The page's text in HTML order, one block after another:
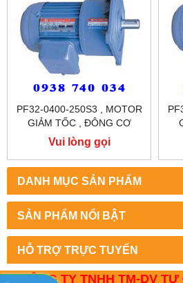
DANH MỤC SẢN PHẨM
SẢN PHẨM NỔI BẬT
HỖ TRỢ TRỰC TUYẾN
PF32-0400-250S3 , MOTOR
GIẢM TỐC , ĐÔNG CƠ
GIẢM TỐC MẶT BÍCH
TUNGLEE
Vui lòng gọi
CÔNG TY TNHH TM-DV